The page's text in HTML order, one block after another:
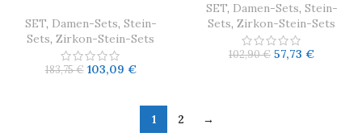
SET, Damen-Sets, Stein-
Sets, Zirkon-Stein-Sets
183,75€ 103,09 €
SET, Damen-Sets, Stein-
Sets, Zirkon-Stein-Sets
102,90€ 57,73 €
1 2 →